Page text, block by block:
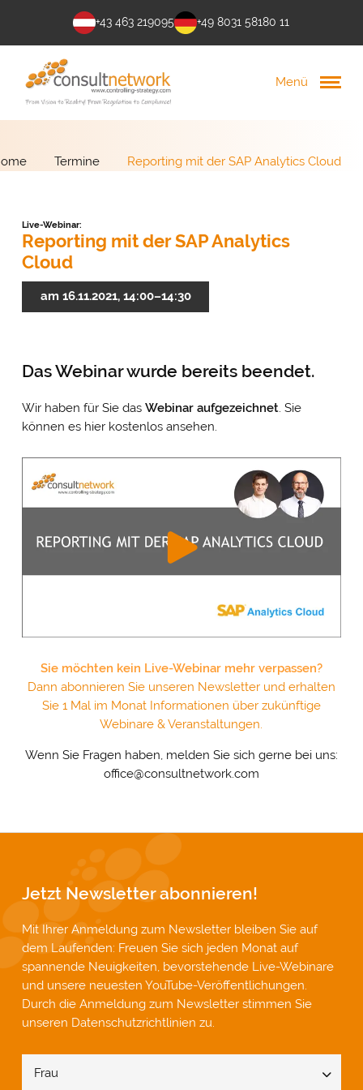
+43 463 219095 +49 8031 58180 11
Menü
Termine Reporting mit der SAP Analytics Cloud
Live-Webinar:
Reporting mit der SAP Analytics
Cloud
am 16.11.2021, 14:00–14:30
Das Webinar wurde bereits beendet.
Wir haben für Sie das Webinar aufgezeichnet. Sie
können es hier kostenlos ansehen.
Sie möchten kein Live-Webinar mehr verpassen?
Dann abonnieren Sie unseren Newsletter und erhalten
Sie 1 Mal im Monat Informationen über zukünftige
Webinare & Veranstaltungen.
Wenn Sie Fragen haben, melden Sie sich gerne bei uns:
office@consultnetwork.com
Jetzt Newsletter abonnieren!
Mit Ihrer Anmeldung zum Newsletter bleiben Sie auf
dem Laufenden: Freuen Sie sich jeden Monat auf
spannende Neuigkeiten, bevorstehende Live-Webinare
und unsere neuesten YouTube-Veröffentlichungen.
Durch die Anmeldung zum Newsletter stimmen Sie
unseren Datenschutzrichtlinien zu.